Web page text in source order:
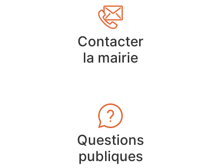
Contacter
la mairie
Questions
publiques